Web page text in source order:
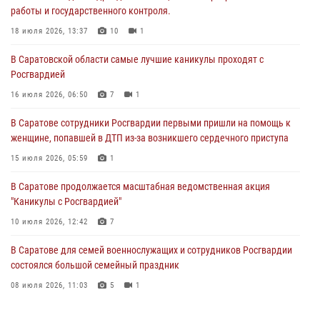
В Саратовской области самые лучшие каникулы проходят с
Росгвардией
В Саратове сотрудники Росгвардии первыми пришли на помощь к
женщине, попавшей в ДТП из-за возникшего сердечного приступа
В Саратове продолжается масштабная ведомственная акция
"Каникулы с Росгвардией"
В Саратовской области при содействии спецназа Росгвардии
задержан подозреваемый в незаконном обороте наркотиков
работы и государственного контроля.
18 июля 2026, 13:37 10 1
В Саратовской области самые лучшие каникулы проходят с
Росгвардией
16 июля 2026, 06:50 7 1
В Саратове сотрудники Росгвардии первыми пришли на помощь к
женщине, попавшей в ДТП из-за возникшего сердечного приступа
15 июля 2026, 05:59 1
В Саратове продолжается масштабная ведомственная акция
"Каникулы с Росгвардией"
10 июля 2026, 12:42 7
В Саратове для семей военнослужащих и сотрудников Росгвардии
состоялся большой семейный праздник
08 июля 2026, 11:03 5 1